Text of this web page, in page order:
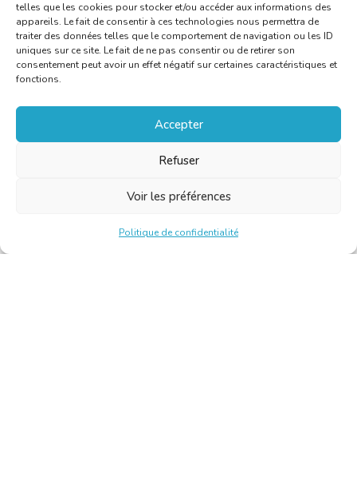
telles que les cookies pour stocker et/ou accéder aux informations des
appareils. Le fait de consentir à ces technologies nous permettra de
traiter des données telles que le comportement de navigation ou les ID
uniques sur ce site. Le fait de ne pas consentir ou de retirer son
consentement peut avoir un effet négatif sur certaines caractéristiques et
fonctions.
Accepter
Refuser
Voir les préférences
Politique de confidentialité